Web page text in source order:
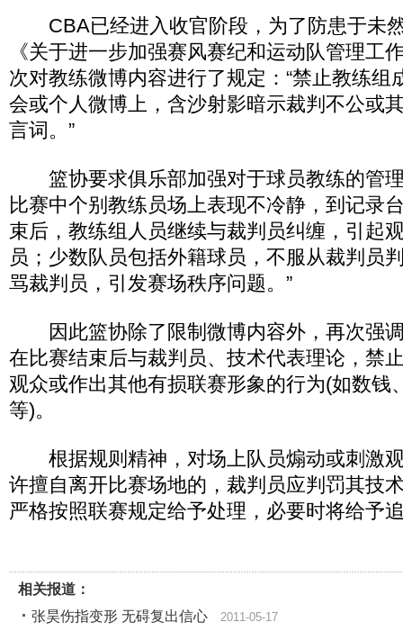
CBA已经进入收官阶段，为了防患于未
《关于进一步加强赛风赛纪和运动队管理工
次对教练微博内容进行了规定：“禁止教练组
会或个人微博上，含沙射影暗示裁判不公或
言词。”
篮协要求俱乐部加强对于球员教练的管理
比赛中个别教练员场上表现不冷静，到记录
束后，教练组人员继续与裁判员纠缠，引起
员；少数队员包括外籍球员，不服从裁判员
骂裁判员，引发赛场秩序问题。”
因此篮协除了限制微博内容外，再次强
在比赛结束后与裁判员、技术代表理论，禁
观众或作出其他有损联赛形象的行为(如数钱
等)。
根据规则精神，对场上队员煽动或刺激
许擅自离开比赛场地的，裁判员应判罚其技
严格按照联赛规定给予处理，必要时将给予
相关报道：
张昊伤指变形 无碍复出信心
2011-05-17